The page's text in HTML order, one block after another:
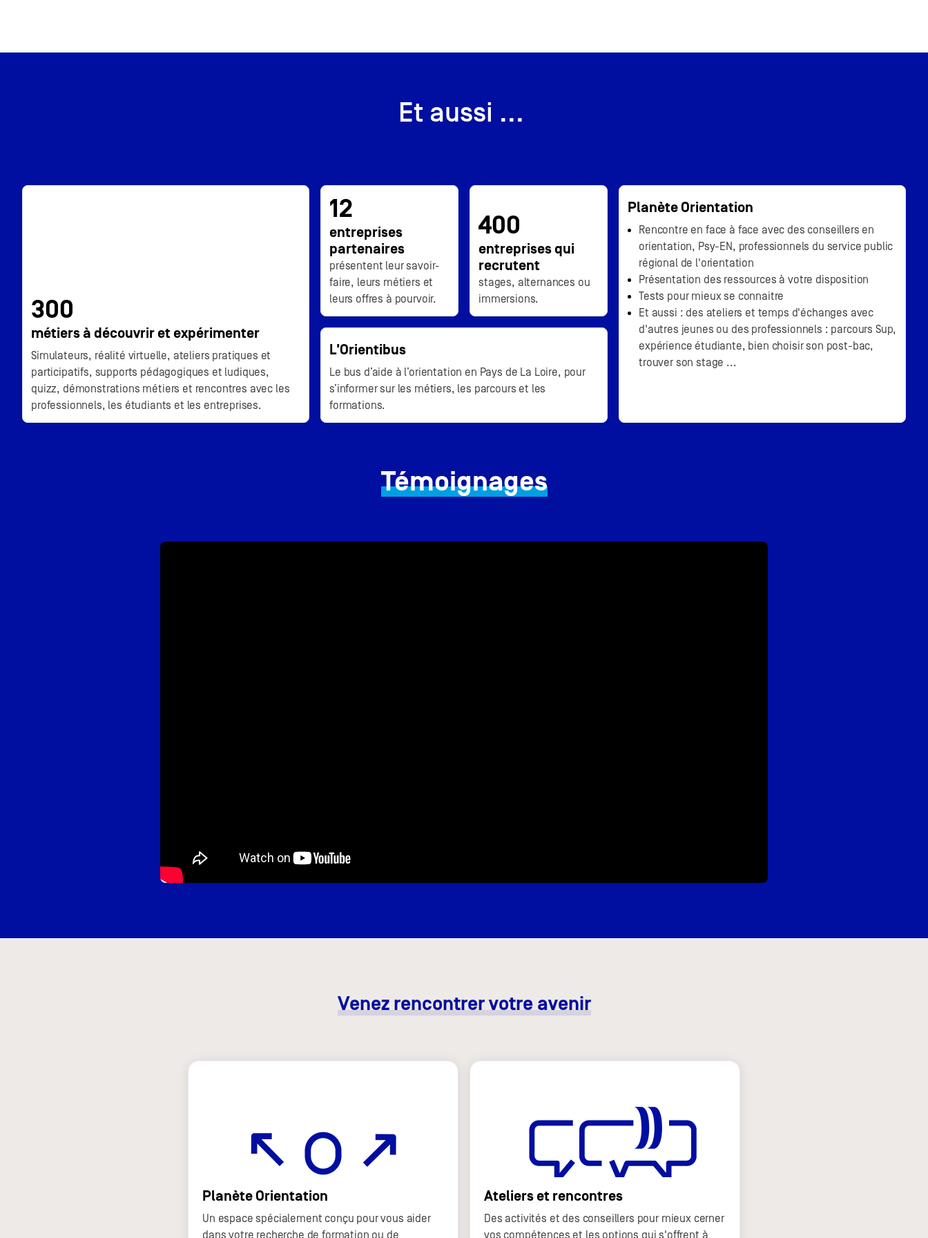
Et aussi ...
300
métiers à découvrir et expérimenter
Simulateurs, réalité virtuelle, ateliers pratiques et
participatifs, supports pédagogiques et ludiques,
quizz, démonstrations métiers et rencontres avec les
professionnels, les étudiants et les entreprises.
12
entreprises
partenaires
présentent leur savoir-
faire, leurs métiers et
leurs offres à pourvoir.
400
entreprises qui
recrutent
stages, alternances ou
immersions.
Planète Orientation
Rencontre en face à face avec des conseillers en
orientation, Psy-EN, professionnels du service public
régional de l'orientation
Présentation des ressources à votre disposition
Tests pour mieux se connaitre ​
Et aussi : des ateliers et temps d'échanges avec
d'autres jeunes ou des professionnels : parcours Sup,
expérience étudiante, bien choisir son post-bac,
trouver son stage ...
L'Orientibus
Le bus d’aide à l’orientation en Pays de La Loire, pour
s’informer sur les métiers, les parcours et les
formations.
Témoignages
Venez rencontrer votre avenir
Planète Orientation
Un espace spécialement conçu pour vous aider
dans votre recherche de formation ou de
Ateliers et rencontres
Des activités et des conseillers pour mieux cerner
vos compétences et les options qui s'offrent à